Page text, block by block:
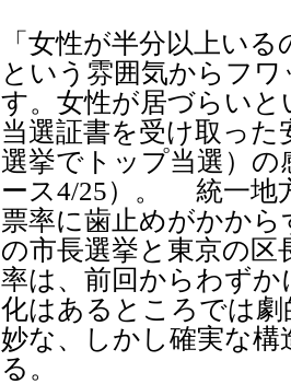
「女性が半分以上い
という雰囲気からフ
す。女性が居づらい
当選証書を受け取った
選挙でトップ当選）
ース4/25）。 統一地
票率に歯止めがかか
の市長選挙と東京の区
率は、前回からわず
化はあるところでは
妙な、しかし確実な
る。